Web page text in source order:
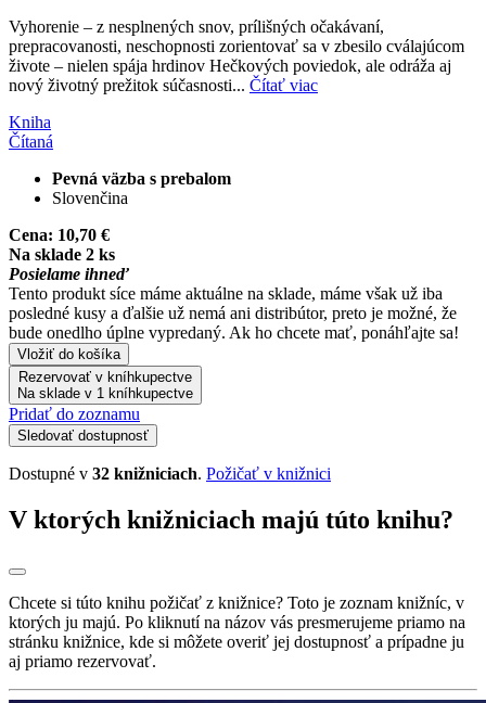
Vyhorenie – z nesplnených snov, prílišných očakávaní,
prepracovanosti, neschopnosti zorientovať sa v zbesilo cválajúcom
živote – nielen spája hrdinov Hečkových poviedok, ale odráža aj
nový životný prežitok súčasnosti... Čítať viac
Kniha
Čítaná
Pevná väzba s prebalom
Slovenčina
Cena: 10,70 €
Na sklade 2 ks
Posielame ihneď
Tento produkt síce máme aktuálne na sklade, máme však už iba
posledné kusy a ďalšie už nemá ani distribútor, preto je možné, že
bude onedlho úplne vypredaný. Ak ho chcete mať, ponáhľajte sa!
Vložiť do košíka
Rezervovať v kníhkupectve
Na sklade v 1 kníhkupectve
Pridať do zoznamu
Sledovať dostupnosť
Dostupné v 32 knižniciach. Požičať v knižnici
V ktorých knižniciach majú túto knihu?
Chcete si túto knihu požičať z knižnice? Toto je zoznam knižníc, v
ktorých ju majú. Po kliknutí na názov vás presmerujeme priamo na
stránku knižnice, kde si môžete overiť jej dostupnosť a prípadne ju
aj priamo rezervovať.